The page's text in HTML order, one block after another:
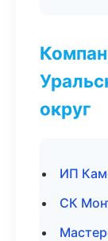
округ
ИП
СК